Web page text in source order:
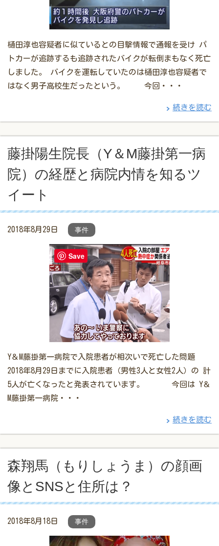
樋田淳也容疑者に似ているとの目撃情報で通報を受け パ
トカーが追跡するも追跡されたバイクが転倒まもなく死亡
しました。 バイクを運転していたのは樋田淳也容疑者で
はなく男子高校生だったという。 今回・・・
続きを読む
藤掛陽生院長（Y＆M藤掛第一病
院）の経歴と病院内情を知るツ
イート
2018年8月29日 事件
Y＆M藤掛第一病院で入院患者が相次いで死亡した問題
2018年8月29日までに入院患者（男性3人と女性2人）の 計
5人が亡くなったと発表されています。 今回は Y＆
M藤掛第一病院・・・
続きを読む
森翔馬（もりしょうま）の顔画
像とSNSと住所は？
2018年8月18日 事件
Save